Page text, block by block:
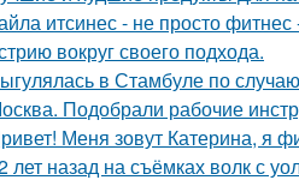
итсинес - не просто
вокруг своего подхода.
в Стамбуле по
Подобрали рабочие
Меня зовут Катерина, я
лет назад на съёмках волк с